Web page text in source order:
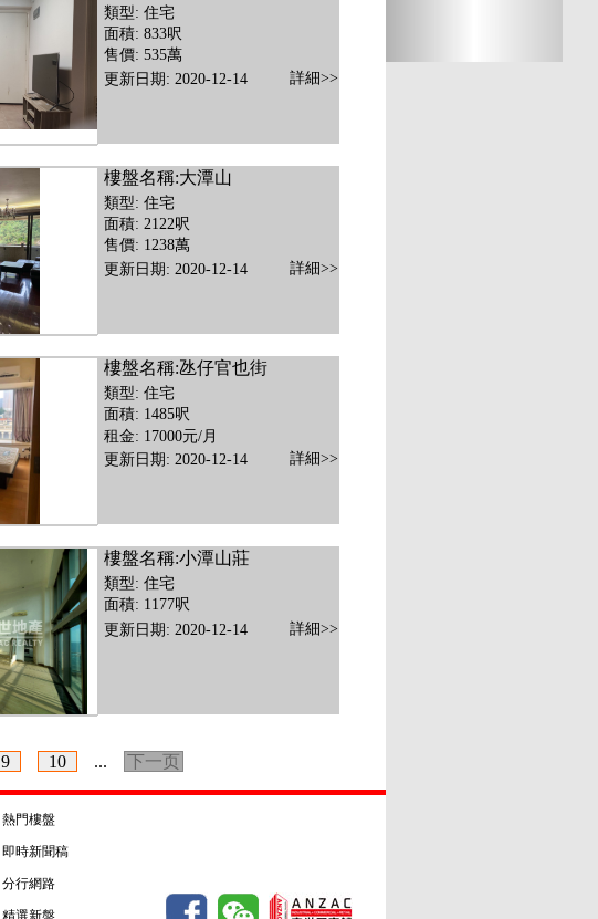
類型: 住宅
面積: 833呎
售價: 535萬
更新日期: 2020-12-14
詳細>>
樓盤名稱:大潭山
類型: 住宅
面積: 2122呎
售價: 1238萬
更新日期: 2020-12-14
詳細>>
樓盤名稱:氹仔官也街
類型: 住宅
面積: 1485呎
租金: 17000元/月
更新日期: 2020-12-14
詳細>>
樓盤名稱:小潭山莊
類型: 住宅
面積: 1177呎
更新日期: 2020-12-14
詳細>>
9 10 ... 下一页
熱門樓盤
即時新聞稿
分行網路
精選新盤